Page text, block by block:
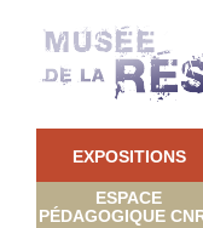
EXPOSITIONS
ESPACE
PÉDAGOGIQUE